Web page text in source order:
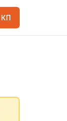
КП